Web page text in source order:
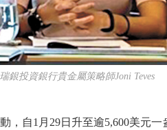
銀投資銀行貴金屬策略師Joni Teves
自1月29日升至逾5,600美元一